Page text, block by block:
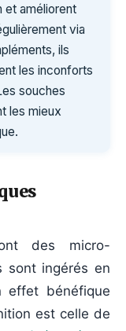
et améliorent
via
ils
les inconforts
souches
les mieux
des micro-
sont ingérés en
effet bénéfique
est celle de